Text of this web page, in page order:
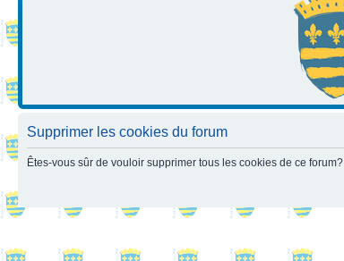
Supprimer les cookies du forum
Êtes-vous sûr de vouloir supprimer tous les cookies de ce forum?